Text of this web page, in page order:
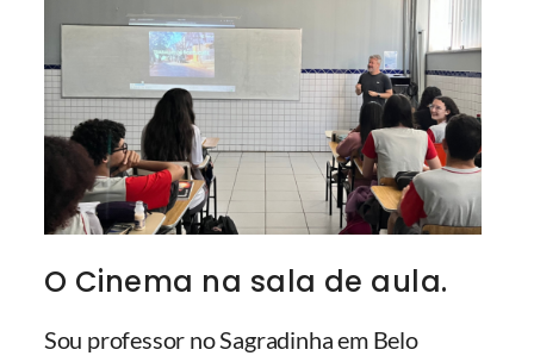
O Cinema na sala de aula.
Sou professor no Sagradinha em Belo